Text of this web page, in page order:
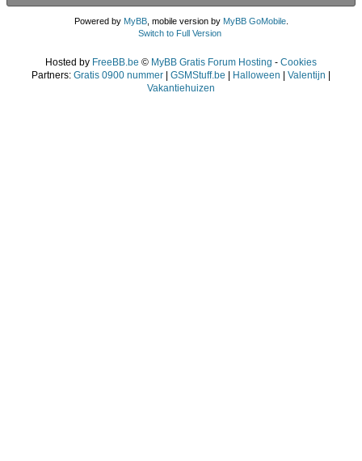
Powered by MyBB, mobile version by MyBB GoMobile.
Switch to Full Version
Hosted by FreeBB.be © MyBB Gratis Forum Hosting - Cookies
Partners: Gratis 0900 nummer GSMStuff.be Halloween Valentijn
Vakantiehuizen